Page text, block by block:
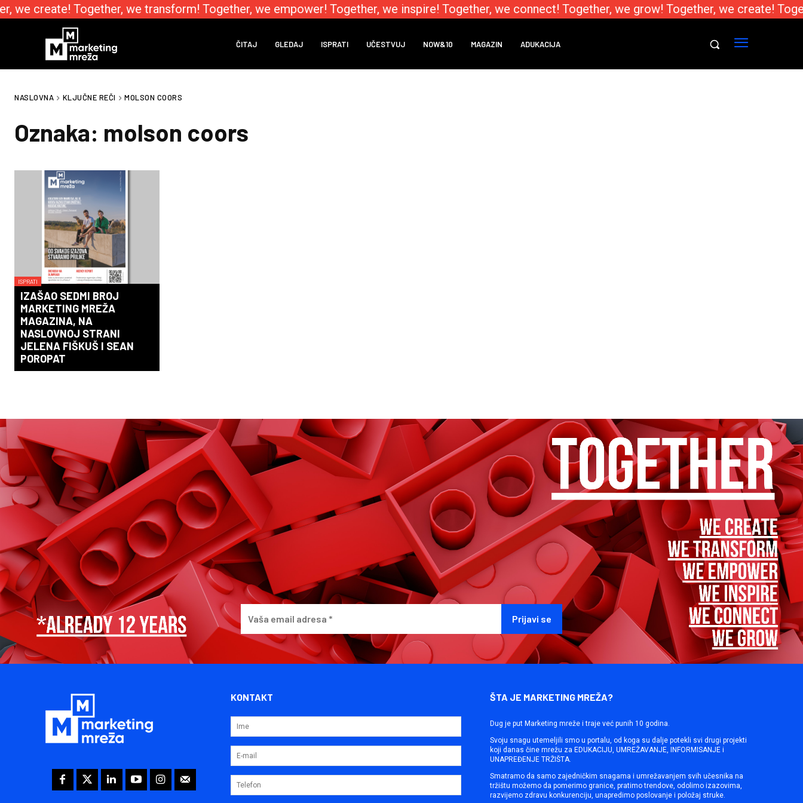
we create! Together, we transform! Together, we empower! Together, we inspire! Together, we connect! Together, we grow! Together, we create!
ČITAJ GLEDAJ ISPRATI UČESTVUJ NOW&10 MAGAZIN ADUKACIJA
NASLOVNA KLJUČNE REČI MOLSON COORS
Oznaka: molson coors
ISPRATI
IZAŠAO SEDMI BROJ
MARKETING MREŽA
MAGAZINA, NA
NASLOVNOJ STRANI
JELENA FIŠKUŠ I SEAN
POROPAT
KONTAKT ŠTA JE MARKETING MREŽA?
Dug je put Marketing mreže i traje već punih 10 godina.
Svoju snagu utemeljili smo u portalu, od koga su dalje potekli svi drugi projekti
koji danas čine mrežu za EDUKACIJU, UMREŽAVANJE, INFORMISANJE i
UNAPREĐENJE TRŽIŠTA.
Smatramo da samo zajedničkim snagama i umrežavanjem svih učesnika na
tržištu možemo da pomerimo granice, pratimo trendove, odolimo izazovima,
razvijemo zdravu konkurenciju, unapredimo poslovanje i položaj struke.